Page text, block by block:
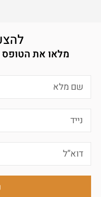
מלאו את הטופס